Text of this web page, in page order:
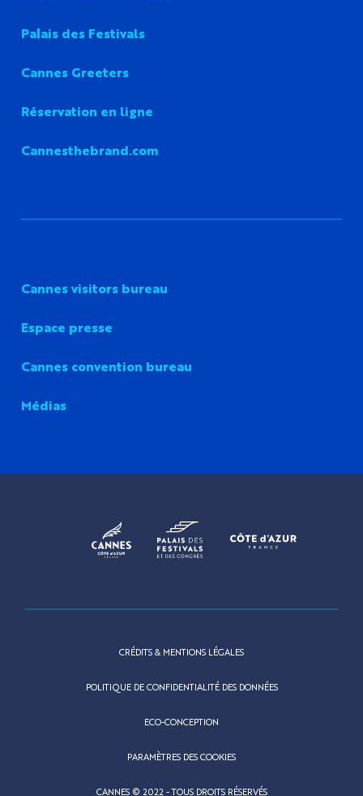
Palais des Festivals
Cannes Greeters
Réservation en ligne
Cannesthebrand.com
Cannes visitors bureau
Espace presse
Cannes convention bureau
Médias
CRÉDITS & MENTIONS LÉGALES
POLITIQUE DE CONFIDENTIALITÉ DES DONNÉES
ECO-CONCEPTION
PARAMÈTRES DES COOKIES
CANNES © 2022 - TOUS DROITS RÉSERVÉS